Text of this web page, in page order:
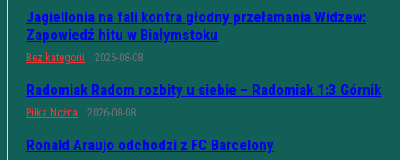
Jagiellonia na fali kontra głodny przełamania Widzew:
Zapowiedź hitu w Białymstoku
Bez kategorii 2026-08-08
Radomiak Radom rozbity u siebie – Radomiak 1:3 Górnik
Piłka Nożna 2026-08-08
Ronald Araujo odchodzi z FC Barcelony